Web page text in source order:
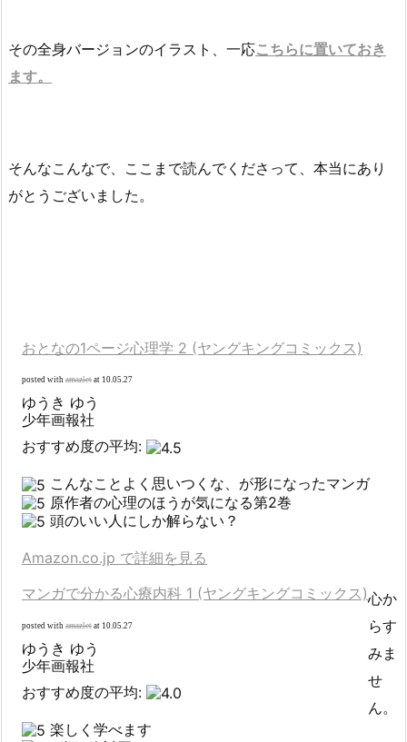
その全身バージョンのイラスト、一応こちらに置いておき
ます。
そんなこんなで、ここまで読んでくださって、本当にあり
がとうございました。
おとなの1ページ心理学 2 (ヤングキングコミックス)
posted with amazlet at 10.05.27
ゆうき ゆう
少年画報社
おすすめ度の平均:
こんなことよく思いつくな、が形になったマンガ
原作者の心理のほうが気になる第2巻
頭のいい人にしか解らない？
Amazon.co.jp で詳細を見る
マンガで分かる心療内科 1 (ヤングキングコミックス)
posted with amazlet at 10.05.27
ゆうき ゆう
少年画報社
おすすめ度の平均:
楽しく学べます
心か
らす
みま
せ
ん。